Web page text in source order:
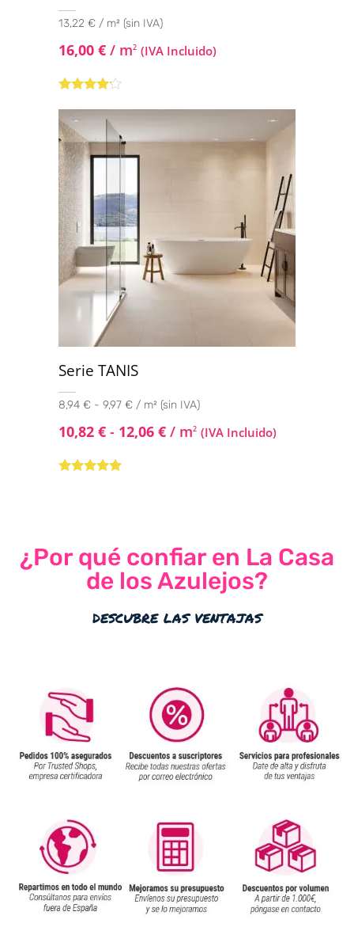
13,22 € / m² (sin IVA)
16,00 € / m2 (IVA Incluido)
de 5
Serie TANIS
8,94 € - 9,97 € / m² (sin IVA)
10,82 € - 12,06 € / m2 (IVA Incluido)
¿Por qué confiar en La Casa
de los Azulejos?
descubre las ventajas